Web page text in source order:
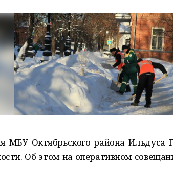
МБУ Октябрьского района Ильдуса
Об этом на оперативном